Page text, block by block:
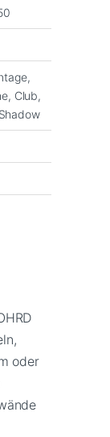
Club,
oder